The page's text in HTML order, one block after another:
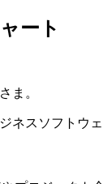
ート
ま。
ネスソフトウェ